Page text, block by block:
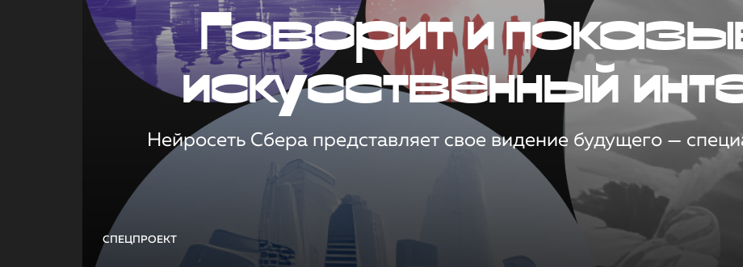
СПЕЦПРОЕКТ
Говорит и
искусственный
Нейросеть Сбера представляет свое видение будущего —